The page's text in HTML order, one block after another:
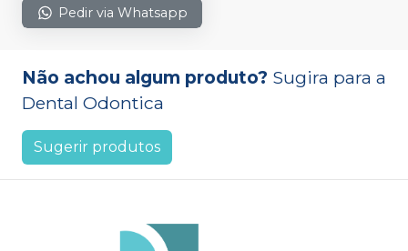
Pedir via Whatsapp
Não achou algum produto? Sugira para a
Dental Odontica
Sugerir produtos